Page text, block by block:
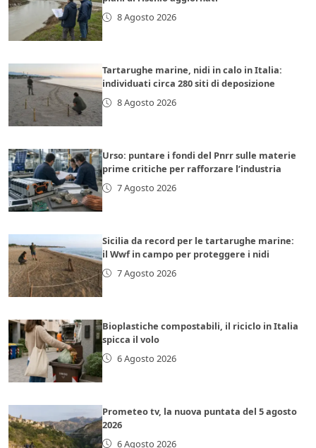
8 Agosto 2026
Tartarughe marine, nidi in calo in Italia:
individuati circa 280 siti di deposizione
8 Agosto 2026
Urso: puntare i fondi del Pnrr sulle materie
prime critiche per rafforzare l’industria
7 Agosto 2026
Sicilia da record per le tartarughe marine:
il Wwf in campo per proteggere i nidi
7 Agosto 2026
Bioplastiche compostabili, il riciclo in Italia
spicca il volo
6 Agosto 2026
Prometeo tv, la nuova puntata del 5 agosto
2026
6 Agosto 2026